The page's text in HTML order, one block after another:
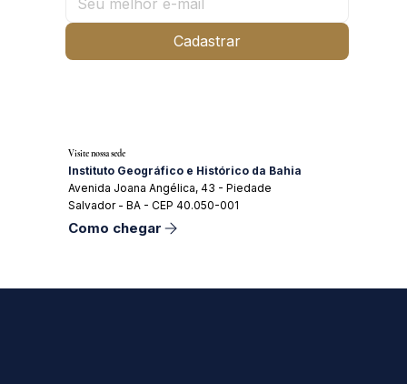
Cadastrar
Visite nossa sede
Instituto Geográfico e Histórico da Bahia
Avenida Joana Angélica, 43 - Piedade
Salvador - BA - CEP 40.050-001
Como chegar